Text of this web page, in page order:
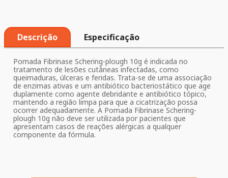
Descrição Especificação
Pomada Fibrinase Schering-plough 10g é indicada no
tratamento de lesões cutâneas infectadas, como
queimaduras, úlceras e feridas. Trata-se de uma associação
de enzimas ativas e um antibiótico bacteriostático que age
duplamente como agente debridante e antibiótico tópico,
mantendo a região limpa para que a cicatrização possa
ocorrer adequadamente. A Pomada Fibrinase Schering-
plough 10g não deve ser utilizada por pacientes que
apresentam casos de reações alérgicas a qualquer
componente da fórmula.